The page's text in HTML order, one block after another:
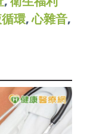
環,心雜音,